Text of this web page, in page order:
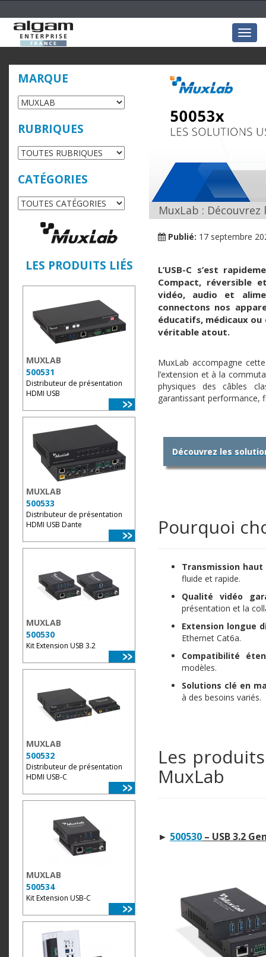
MARQUE
RUBRIQUES
CATÉGORIES
LES PRODUITS LIÉS
MUXLAB
500531
Distributeur de présentation
HDMI USB
MUXLAB
500533
Distributeur de présentation
HDMI USB Dante
MUXLAB
500530
Kit Extension USB 3.2
MUXLAB
500532
Distributeur de présentation
HDMI USB-C
MUXLAB
500534
Kit Extension USB-C
MuxLab :
Publié: 17 septembre
L’USB-C s’est
Compact, réversible
vidéo, audio et
connectons nos
éducatifs, médicaux
véritable atout.
MuxLab accompagne
l’extension et à la
physiques des câbles
garantissant performance,
Découvrez les
Pourquoi
Transmission
fluide et rapide.
Qualité vidéo
présentation et la
Extension longue
Ethernet Cat6a.
Compatibilité
modèles.
Solutions clé en
à des besoins variés.
Les
MuxLab
► 500530 – USB 3.2